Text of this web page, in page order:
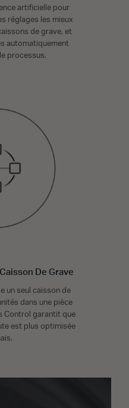
artificielle pour
réglages les mieux
de grave, et
automatiquement
processus.
De Grave
un seul caisson de
dans une pièce
Control garantit que
est plus optimisée